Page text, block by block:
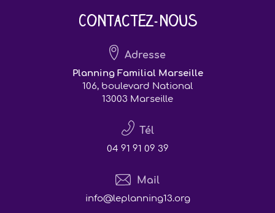
Contactez-nous
Adresse
Planning Familial Marseille
106, boulevard National
13003 Marseille
Tél
04 91 91 09 39
Mail
info@leplanning13.org